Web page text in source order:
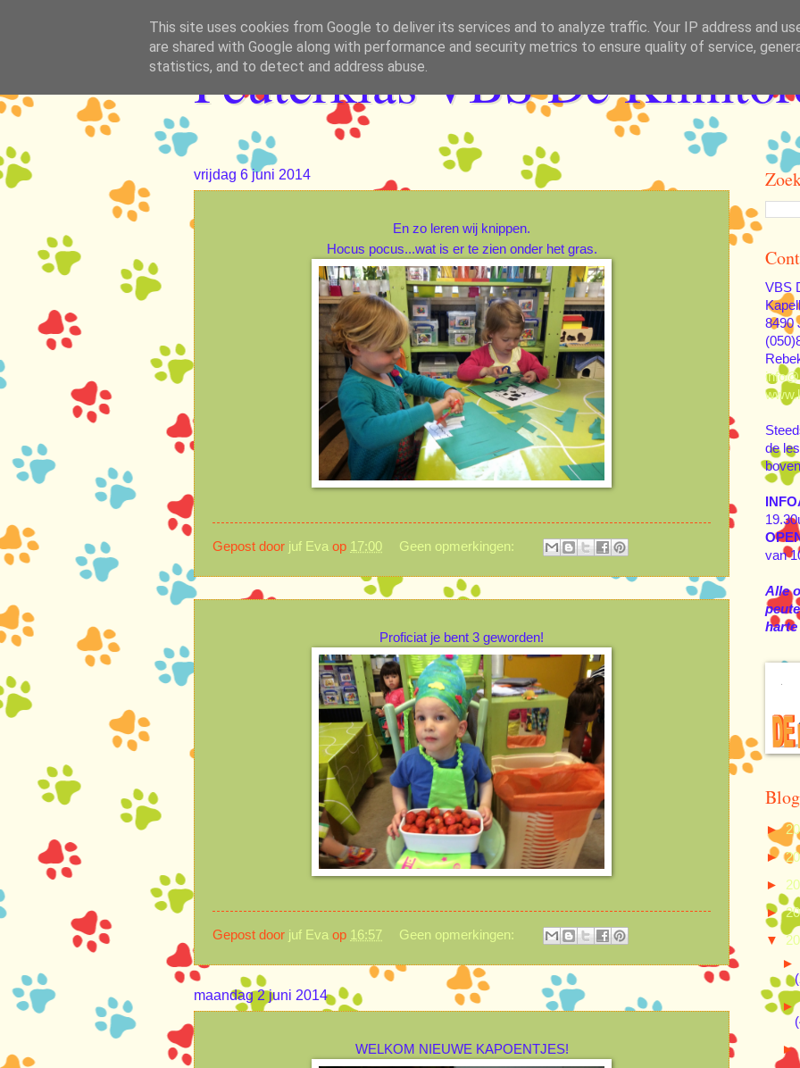
Peuterklas VBS De
vrijdag 6 juni 2014
En zo leren wij knippen.
Hocus pocus...wat is er te zien onder het gras.
Gepost door juf Eva op 17:00 Geen opmerkingen:
Proficiat je bent 3 geworden!
Gepost door juf Eva op 16:57 Geen opmerkingen:
maandag 2 juni 2014
WELKOM NIEUWE KAPOENTJES!
VBS
8490
de
van
Alle
►
►
►
►
▼
►
►
►
This site uses cookies from Google to deliver its services and to analyze traffic. Your IP address and
are shared with Google along with performance and security metrics to ensure quality of service,
statistics, and to detect and address abuse.